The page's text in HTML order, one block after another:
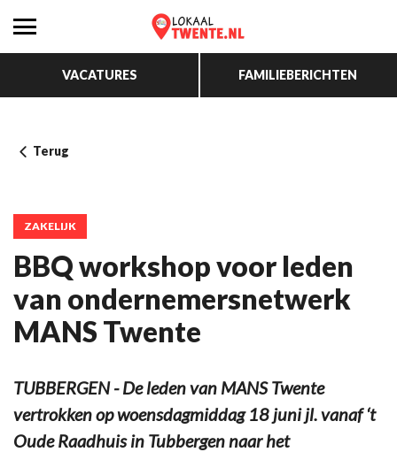
VACATURES FAMILIEBERICHTEN
Terug
ZAKELIJK
BBQ workshop voor leden
van ondernemersnetwerk
MANS Twente
TUBBERGEN - De leden van MANS Twente
vertrokken op woensdagmiddag 18 juni jl. vanaf ‘t
Oude Raadhuis in Tubbergen naar het